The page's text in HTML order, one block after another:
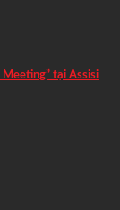
Meeting” tại Assisi